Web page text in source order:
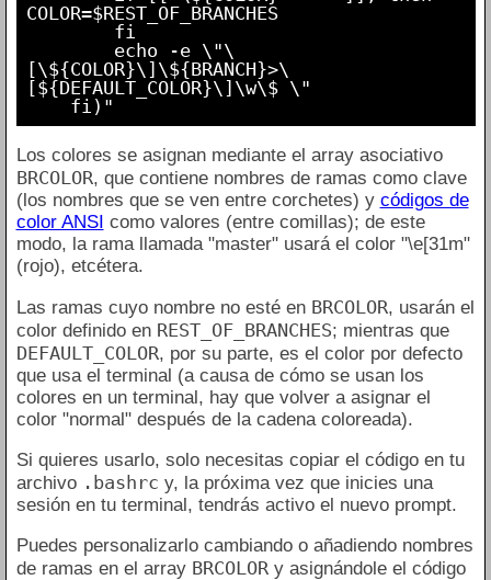
COLOR=$REST_OF_BRANCHES
[\${COLOR}\]\${BRANCH}>\
[${DEFAULT_COLOR}\]\w\$ \"
Los colores se asignan mediante el array asociativo
BRCOLOR, que contiene nombres de ramas como clave
(los nombres que se ven entre corchetes) y códigos de
color ANSI como valores (entre comillas); de este
modo, la rama llamada "master" usará el color "\e[31m"
(rojo), etcétera.
Las ramas cuyo nombre no esté en BRCOLOR, usarán el
color definido en REST_OF_BRANCHES; mientras que
DEFAULT_COLOR, por su parte, es el color por defecto
que usa el terminal (a causa de cómo se usan los
colores en un terminal, hay que volver a asignar el
color "normal" después de la cadena coloreada).
Si quieres usarlo, solo necesitas copiar el código en tu
archivo .bashrc y, la próxima vez que inicies una
sesión en tu terminal, tendrás activo el nuevo prompt.
Puedes personalizarlo cambiando o añadiendo nombres
de ramas en el array BRCOLORy asignándole el código